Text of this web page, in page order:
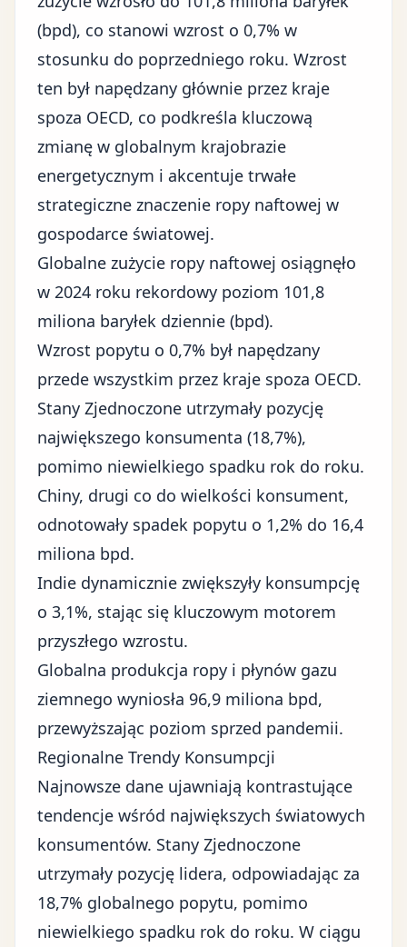
(bpd), co stanowi wzrost o 0,7% w
stosunku do poprzedniego roku. Wzrost
ten był napędzany głównie przez kraje
spoza OECD, co podkreśla kluczową
zmianę w globalnym krajobrazie
energetycznym i akcentuje trwałe
strategiczne znaczenie ropy naftowej w
gospodarce światowej.
Globalne zużycie ropy naftowej osiągnęło
w 2024 roku rekordowy poziom 101,8
miliona baryłek dziennie (bpd).
Wzrost popytu o 0,7% był napędzany
przede wszystkim przez kraje spoza OECD.
Stany Zjednoczone utrzymały pozycję
największego konsumenta (18,7%),
pomimo niewielkiego spadku rok do roku.
Chiny, drugi co do wielkości konsument,
odnotowały spadek popytu o 1,2% do 16,4
miliona bpd.
Indie dynamicznie zwiększyły konsumpcję
o 3,1%, stając się kluczowym motorem
przyszłego wzrostu.
Globalna produkcja ropy i płynów gazu
ziemnego wyniosła 96,9 miliona bpd,
przewyższając poziom sprzed pandemii.
Regionalne Trendy Konsumpcji
Najnowsze dane ujawniają kontrastujące
tendencje wśród największych światowych
konsumentów. Stany Zjednoczone
utrzymały pozycję lidera, odpowiadając za
18,7% globalnego popytu, pomimo
niewielkiego spadku rok do roku. W ciągu